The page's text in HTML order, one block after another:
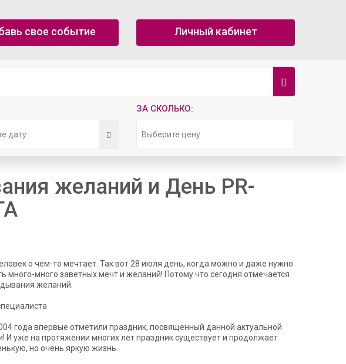
свое событие Личный кабинет
ЗА СКОЛЬКО:
Выберите цену
желаний и День PR-
о чем-то мечтает. Так вот 28 июля день, когда можно и даже нужно
много-много заветных мечт и желаний! Потому что сегодня отмечается
желаний.
года впервые отметили праздник, посвященный данной актуальной
И уже на протяжении многих лет праздник существует и продолжает
но очень яркую жизнь.